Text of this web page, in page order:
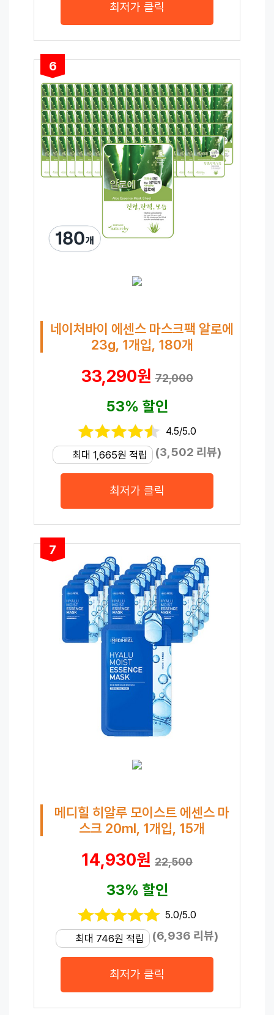
최저가 클릭
6
네이처바이 에센스 마스크팩 알로에
23g, 1개입, 180개
33,290원72,000
53% 할인
4.5/5.0
최대 1,665원 적립 (3,502 리뷰)
최저가 클릭
7
메디힐 히알루 모이스트 에센스 마
스크 20ml, 1개입, 15개
14,930원 22,500
33% 할인
5.0/5.0
최대 746원 적립 (6,936 리뷰)
최저가 클릭